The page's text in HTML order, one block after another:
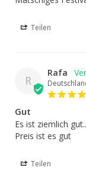
Teilen
R
Rafa
Gut
Es ist ziemlich
Preis ist es gut
Teilen